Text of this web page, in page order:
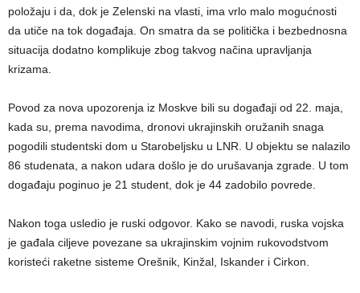
položaju i da, dok je Zelenski na vlasti, ima vrlo malo mogućnosti
da utiče na tok događaja. On smatra da se politička i bezbednosna
situacija dodatno komplikuje zbog takvog načina upravljanja
krizama.
Povod za nova upozorenja iz Moskve bili su događaji od 22. maja,
kada su, prema navodima, dronovi ukrajinskih oružanih snaga
pogodili studentski dom u Starobeljsku u LNR. U objektu se nalazilo
86 studenata, a nakon udara došlo je do urušavanja zgrade. U tom
događaju poginuo je 21 student, dok je 44 zadobilo povrede.
Nakon toga usledio je ruski odgovor. Kako se navodi, ruska vojska
je gađala ciljeve povezane sa ukrajinskim vojnim rukovodstvom
koristeći raketne sisteme Orešnik, Kinžal, Iskander i Cirkon.